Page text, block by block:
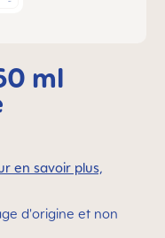
ml
en savoir plus,
d'origine et non